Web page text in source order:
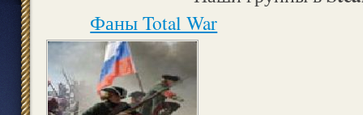
Фаны Total War